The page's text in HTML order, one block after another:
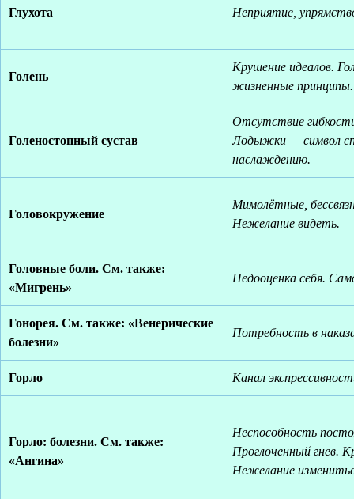
Глухота Неприятие,
Голень
Крушение идеалов.
жизненные принципы.
Голеностопный сустав
Отсутствие
Лодыжки — символ
наслаждению.
Головокружение
Мимолётные,
Нежелание видеть.
Головные боли. См. также:
«Мигрень»
Недооценка себя.
Гонорея. См. также: «Венерические
болезни»
Потребность в
Горло Канал
Горло: болезни. См. также:
«Ангина»
Неспособность
Проглоченный гнев.
Нежелание